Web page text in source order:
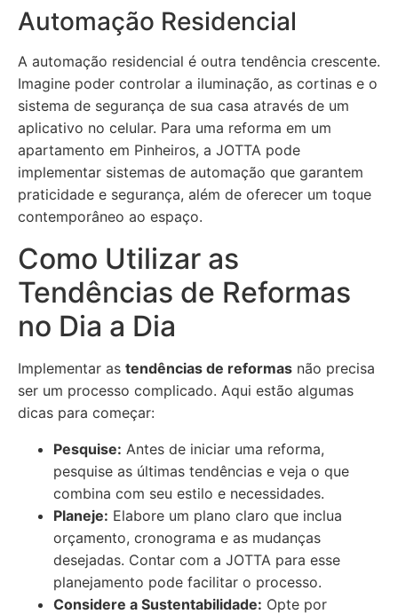
Automação Residencial
A automação residencial é outra tendência crescente.
Imagine poder controlar a iluminação, as cortinas e o
sistema de segurança de sua casa através de um
aplicativo no celular. Para uma reforma em um
apartamento em Pinheiros, a JOTTA pode
implementar sistemas de automação que garantem
praticidade e segurança, além de oferecer um toque
contemporâneo ao espaço.
Como Utilizar as
Tendências de Reformas
no Dia a Dia
Implementar as tendências de reformas não precisa
ser um processo complicado. Aqui estão algumas
dicas para começar:
Pesquise: Antes de iniciar uma reforma,
pesquise as últimas tendências e veja o que
combina com seu estilo e necessidades.
Planeje: Elabore um plano claro que inclua
orçamento, cronograma e as mudanças
desejadas. Contar com a JOTTA para esse
planejamento pode facilitar o processo.
Considere a Sustentabilidade: Opte por